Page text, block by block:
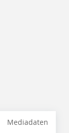
Mediadaten